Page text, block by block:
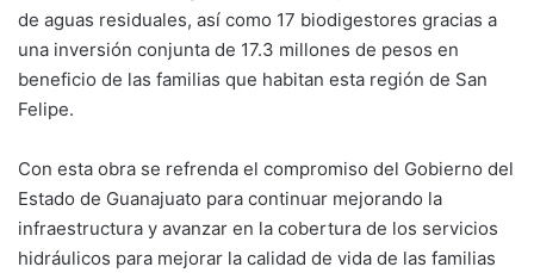
de aguas residuales, así como 17 biodigestores gracias a
una inversión conjunta de 17.3 millones de pesos en
beneficio de las familias que habitan esta región de San
Felipe.
Con esta obra se refrenda el compromiso del Gobierno del
Estado de Guanajuato para continuar mejorando la
infraestructura y avanzar en la cobertura de los servicios
hidráulicos para mejorar la calidad de vida de las familias